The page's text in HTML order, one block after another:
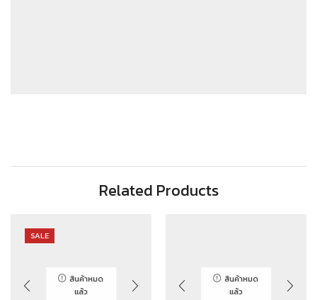
Related Products
SALE
สินค้าหมด
แล้ว
สินค้าหมด
แล้ว